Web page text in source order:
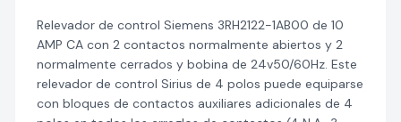
Relevador de control Siemens 3RH2122-1AB00 de 10
AMP CA con 2 contactos normalmente abiertos y 2
normalmente cerrados y bobina de 24v50/60Hz. Este
relevador de control Sirius de 4 polos puede equiparse
con bloques de contactos auxiliares adicionales de 4